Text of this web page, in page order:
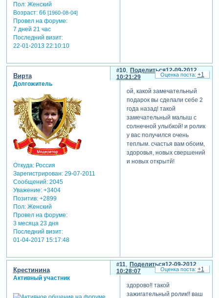
Пол:Женский
Возраст:66 [1960-08-04]
Провел на форуме:
7 дней 21 час
Последний визит:
22-01-2013 22:10:10
Поделиться
10
12-09-2012
10:21:29
Вирта
Долгожитель
Откуда:Россия
Зарегистрирован: 29-07-2011
Сообщений:2045
Уважение: +3404
Позитив: +2899
Пол:Женский
Провел на форуме:
3 месяца 23 дня
Последний визит:
01-04-2017 15:17:48
ой, какой замечательный
подарок вы сделали себе 2
года назад! такой
замечательный малыш с
солнечной улыбкой! и ролик
у вас получился очень
теплым. счастья вам обоим,
здоровья, новых свершений
и новых открытй!
+1
Поделиться
11
12-09-2012
10:28:07
Крестинина
Активный участник
здорово!! такой
зажигательный ролик!! ваш
+1